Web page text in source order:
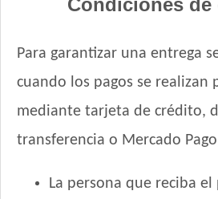
Vagoneta Gourmet Perro Adulto
Vagoneta Mix Perro Adulto
Valiant Criadores Perro Adulto
Argentina Seleccionada
Vitalcan Balanced Natural Recipe
Condiciones de
Para garantizar una entrega
cuando los pagos se realizan
mediante tarjeta de crédito,
transferencia o Mercado
La persona que reciba